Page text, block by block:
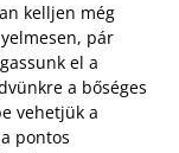
kelljen még
pár
el a
a bőséges
vehetjük a
pontos